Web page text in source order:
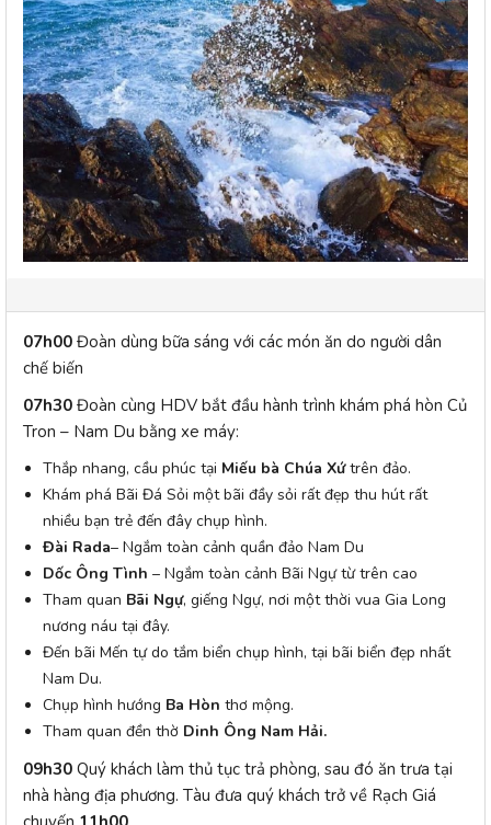
07h00 Đoàn dùng bữa sáng với các món ăn do người dân
chế biến
07h30 Đoàn cùng HDV bắt đầu hành trình khám phá hòn Củ
Tron – Nam Du bằng xe máy:
Thắp nhang, cầu phúc tại Miếu bà Chúa Xứtrên đảo.
Khám phá Bãi Đá Sỏi một bãi đầy sỏi rất đẹp thu hút rất
nhiều bạn trẻ đến đây chụp hình.
Đài Rada– Ngắm toàn cảnh quần đảo Nam Du
Dốc Ông Tình – Ngắm toàn cảnh Bãi Ngự từ trên cao
Tham quan Bãi Ngự, giếng Ngự, nơi một thời vua Gia Long
nương náu tại đây.
Đến bãi Mến tự do tắm biển chụp hình, tại bãi biển đẹp nhất
Nam Du.
Chụp hình hướng Ba Hòn thơ mộng.
Tham quan đền thờ Dinh Ông Nam Hải.
09h30 Quý khách làm thủ tục trả phòng, sau đó ăn trưa tại
nhà hàng địa phương. Tàu đưa quý khách trở về Rạch Giá